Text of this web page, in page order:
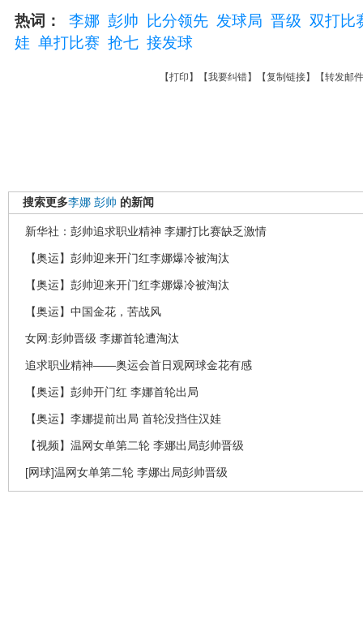
热词： 李娜 彭帅 比分领先 发球局 晋级 双打比
娃 单打比赛 抢七 接发球
【打印 】【我要纠错】【复制链接】【转发邮件
搜索更多李娜 彭帅 的新闻
新华社：彭帅追求职业精神 李娜打比赛缺乏激情
【奥运】彭帅迎来开门红李娜爆冷被淘汰
【奥运】彭帅迎来开门红李娜爆冷被淘汰
【奥运】中国金花，苦战风
女网:彭帅晋级 李娜首轮遭淘汰
追求职业精神——奥运会首日观网球金花有感
【奥运】彭帅开门红 李娜首轮出局
【奥运】李娜提前出局 首轮没挡住汉娃
【视频】温网女单第二轮 李娜出局彭帅晋级
[网球]温网女单第二轮 李娜出局彭帅晋级